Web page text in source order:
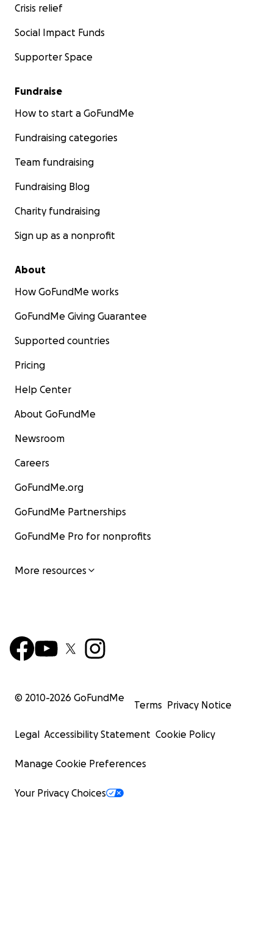
Crisis relief
Social Impact Funds
Supporter Space
Fundraise
How to start a GoFundMe
Fundraising categories
Team fundraising
Fundraising Blog
Charity fundraising
Sign up as a nonprofit
About
How GoFundMe works
GoFundMe Giving Guarantee
Supported countries
Pricing
Help Center
About GoFundMe
Newsroom
Careers
GoFundMe.org
GoFundMe Partnerships
GoFundMe Pro for nonprofits
More resources
© 2010-2026 GoFundMe
Terms Privacy Notice
Legal Accessibility Statement Cookie Policy
Manage Cookie Preferences
Your Privacy Choices